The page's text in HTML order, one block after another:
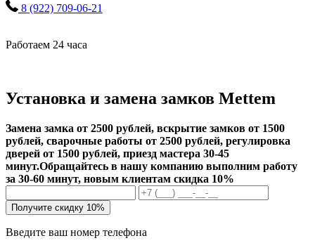
8 (922) 709-06-21
Работаем 24 часа
Установка и замена замков Mettem
Замена замка от 2500 рублей, вскрытие замков от 1500
рублей, сварочные работы от 2500 рублей, регулировка
дверей от 1500 рублей, приезд мастера 30-45
минут.Обращайтесь в нашу компанию выполним работу
за 30-60 минут, новым клиентам скидка 10%
Получите скидку 10%
Введите ваш номер телефона